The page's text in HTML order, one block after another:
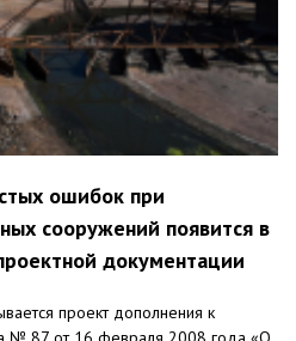
ошибок при
сооружений появится в
документации
проект дополнения к